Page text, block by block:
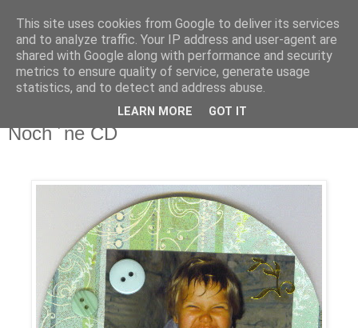
Funny-Pixel
Hier dreht sich alles um und mit Stampin´Up!
Sonntag, 17. Februar 2008
Noch ´ne CD
This site uses cookies from Google to deliver its services
and to analyze traffic. Your IP address and user-agent are
shared with Google along with performance and security
metrics to ensure quality of service, generate usage
statistics, and to detect and address abuse.
LEARN MORE GOT IT